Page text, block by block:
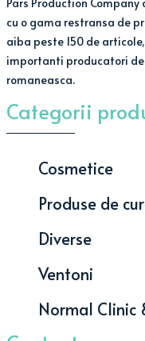
cu o gama restransa de
aiba peste 150 de
importanti producatori
romaneasca.
Categorii
Cosmetice
Produse de
Diverse
Ventoni
Normal Clinic